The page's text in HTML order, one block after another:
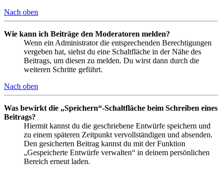
Nach oben
Wie kann ich Beiträge den Moderatoren melden?
Wenn ein Administrator die entsprechenden Berechtigungen
vergeben hat, siehst du eine Schaltfläche in der Nähe des
Beitrags, um diesen zu melden. Du wirst dann durch die
weiteren Schritte geführt.
Nach oben
Was bewirkt die „Speichern“-Schaltfläche beim Schreiben eines
Beitrags?
Hiermit kannst du die geschriebene Entwürfe speichern und
zu einem späteren Zeitpunkt vervollständigen und absenden.
Den gesicherten Beitrag kannst du mit der Funktion
„Gespeicherte Entwürfe verwalten“ in deinem persönlichen
Bereich erneut laden.